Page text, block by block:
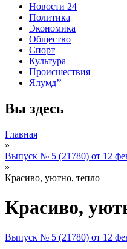
Новости 24
Политика
Экономика
Общество
Спорт
Культура
Происшествия
Ялумд’’
Вы здесь
Главная
»
Выпуск № 5 (21780) от 12
»
Красиво, уютно, тепло
Красиво,
Выпуск № 5 (21780) от 12